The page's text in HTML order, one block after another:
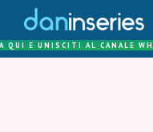
QUI E UNISCITI AL CANALE